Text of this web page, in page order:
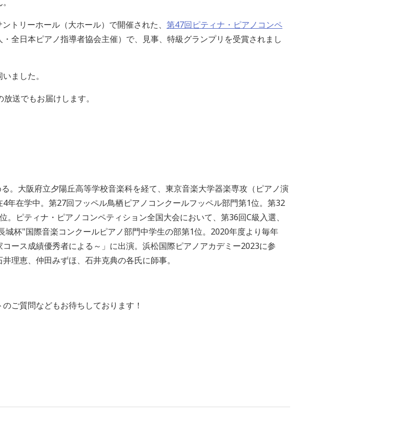
トリーホール（大ホール）で開催された、 第47回ピティナ・ピアノコンペ
・全日本ピアノ指導者協会主催）で、見事、特級グランプリを受賞されまし
ました。
送でもお届けします。
。大阪府立夕陽丘高等学校音楽科を経て、東京音楽大学器楽専攻（ピアノ演
年在学中。第27回フッペル鳥栖ピアノコンクールフッペル部門第1位。第32
ピティナ・ピアノコンペティション全国大会において、第36回C級入選、
城杯"国際音楽コンクールピアノ部門中学生の部第1位。2020年度より毎年
コース成績優秀者による～」に出演。浜松国際ピアノアカデミー2023に参
理恵、仲田みずほ、石井克典の各氏に師事。
ご質問などもお待ちしております！